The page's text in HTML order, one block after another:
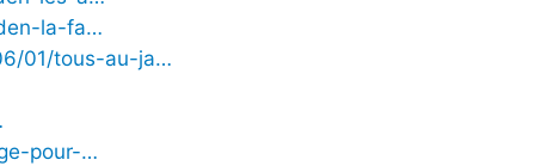
la-fa…
01/tous-au-ja…
pour-…